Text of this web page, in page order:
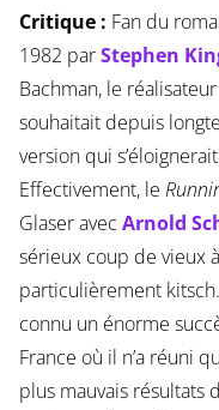
Critique : Fan du
1982 parStephen
Bachman, le
souhaitait depuis
version qui
Effectivement, le
Glaser avec Arnold
sérieux coup de vieux
particulièrement kitsch.
connu un énorme
France où il n’a réuni
plus mauvais résultats